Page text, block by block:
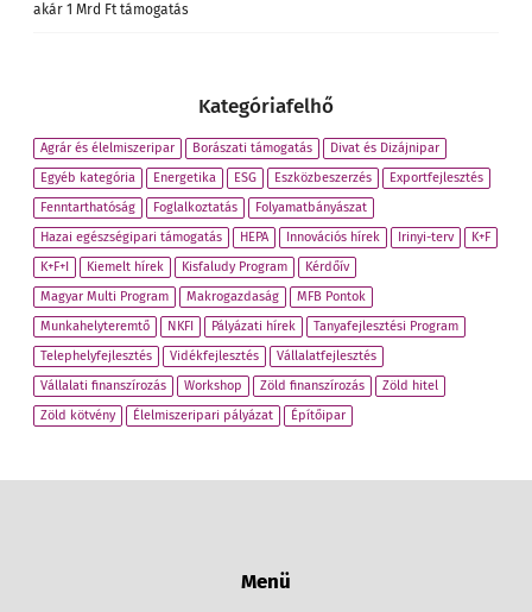
akár 1 Mrd Ft támogatás
Kategóriafelhő
Agrár és élelmiszeripar Borászati támogatás
Divat és Dizájnipar
Egyéb kategória
Energetika ESG Eszközbeszerzés
Exportfejlesztés
Fenntarthatóság
Foglalkoztatás
Folyamatbányászat
Hazai egészségipari támogatás
HEPA Innovációs hírek Irinyi-terv
K+F
K+F+I
Kiemelt hírek Kisfaludy Program
Kérdőív
Magyar Multi Program
Makrogazdaság
MFB Pontok
Munkahelyteremtő
NKFI Pályázati hírek
Tanyafejlesztési Program
Telephelyfejlesztés
Vidékfejlesztés
Vállalatfejlesztés
Vállalati finanszírozás
Workshop Zöld finanszírozás
Zöld hitel
Zöld kötvény
Élelmiszeripari pályázat Építőipar
Menü